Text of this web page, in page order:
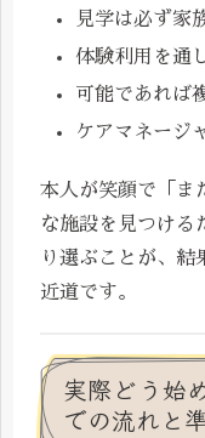
見学は必ず家
体験利用を通
可能であれば
ケアマネージ
本人が笑顔で「ま
な施設を見つける
り選ぶことが、結
近道です。
実際どう始
での流れと